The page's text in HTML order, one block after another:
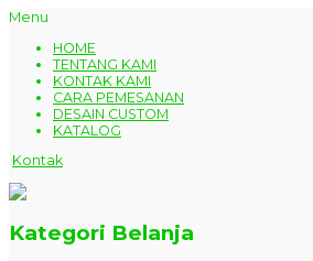
Menu
HOME
TENTANG KAMI
KONTAK KAMI
CARA PEMESANAN
DESAIN CUSTOM
KATALOG
Kontak
Kategori Belanja